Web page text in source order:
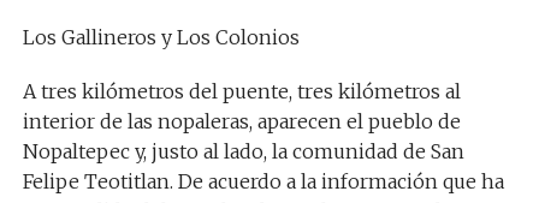
Los Gallineros y Los Colonios
A tres kilómetros del puente, tres kilómetros al
interior de las nopaleras, aparecen el pueblo de
Nopaltepec y, justo al lado, la comunidad de San
Felipe Teotitlan. De acuerdo a la información que ha